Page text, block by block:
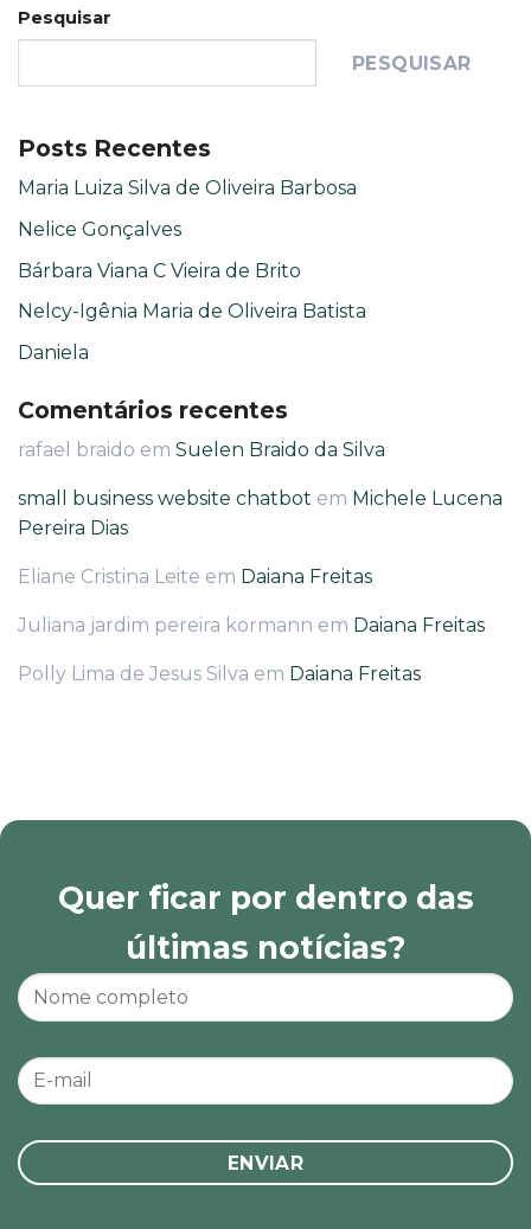
Pesquisar
PESQUISAR
Posts Recentes
Maria Luiza Silva de Oliveira Barbosa
Nelice Gonçalves
Bárbara Viana C Vieira de Brito
Nelcy-Igênia Maria de Oliveira Batista
Daniela
Comentários recentes
rafael braido em Suelen Braido da Silva
small business website chatbot em Michele Lucena
Pereira Dias
Eliane Cristina Leite em Daiana Freitas
Juliana jardim pereira kormann em Daiana Freitas
Polly Lima de Jesus Silva em Daiana Freitas
Quer ficar por dentro das
últimas notícias?